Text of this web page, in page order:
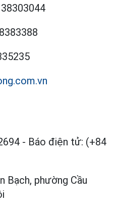
- Báo điện tử: (+84
Bạch, phường Cầu